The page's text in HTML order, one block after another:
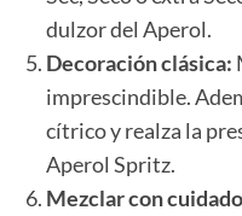
dulzor del Aperol.
Decoración clásica:
imprescindible.
cítrico y realza la
Aperol Spritz.
Mezclar con